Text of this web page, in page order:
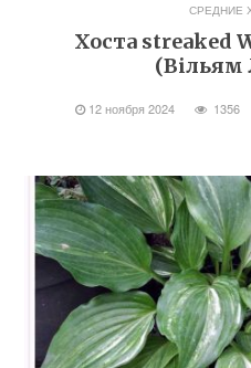
СРЕДНИЕ
Хоста streaked
12 ноября 2024